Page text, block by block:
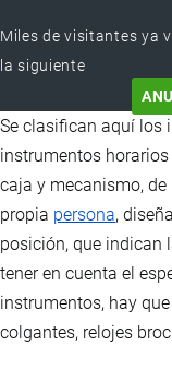
Miles de visitantes ya
la siguiente
Se clasifican aquí los
instrumentos
caja y mecanismo,
propia persona,
posición, que indican
tener en cuenta el
instrumentos, hay
colgantes, relojes